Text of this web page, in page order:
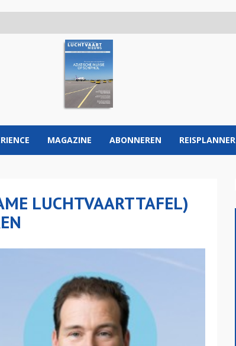
MAGAZINE ABONNEREN REISPLANNER
LUCHTVAARTTAFEL)